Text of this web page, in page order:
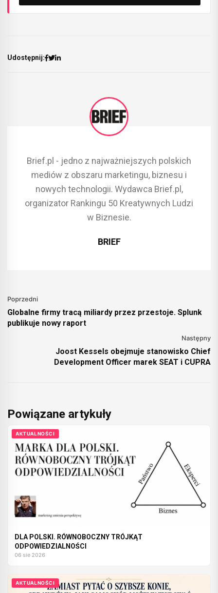
Udostępnij:
Brief.pl - jedno z najważniejszych polskich
mediów z obszaru marketingu, biznesu i
nowych technologii. Wydawca Brief.pl,
organizator Rankingu 50 Kreatywnych Ludzi
w Biznesie.
BRIEF
Poprzedni
Globalne firmy tracą miliardy przez przestoje. Splunk
publikuje nowy raport
Następny
Joost Kessels obejmuje stanowisko Chief
Development Officer marek SEAT i CUPRA
Powiązane artykuły
AKTUALNOŚCI
DLA POLSKI. RÓWNOBOCZNY TRÓJKĄT
ODPOWIEDZIALNOŚCI
06 sie 2026
AKTUALNOŚCI